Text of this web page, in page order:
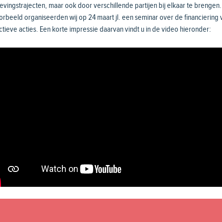
maar ook door verschillende partijen bij elkaar te brengen.
organiseerden wij op 24 maart jl. een seminar over de financiering
acties. Een korte impressie daarvan vindt u in de video hieronder: